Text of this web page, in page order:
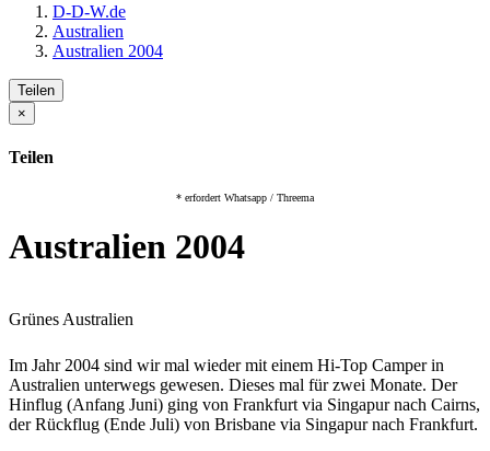
D-D-W.de
Australien
Australien 2004
Teilen
×
Teilen
* erfordert Whatsapp / Threema
Australien 2004
Grünes Australien
Im Jahr 2004 sind wir mal wieder mit einem Hi-Top Camper in
Australien unterwegs gewesen. Dieses mal für zwei Monate. Der
Hinflug (Anfang Juni) ging von Frankfurt via Singapur nach Cairns,
der Rückflug (Ende Juli) von Brisbane via Singapur nach Frankfurt.